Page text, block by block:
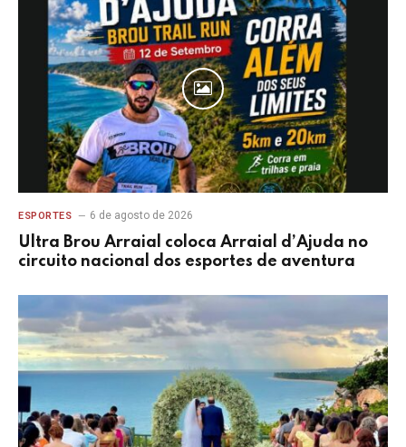
ESPORTES 6 de agosto de 2026
Ultra Brou Arraial coloca Arraial d’Ajuda no
circuito nacional dos esportes de aventura